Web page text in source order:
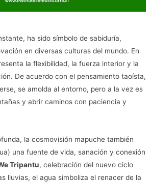
ha sido símbolo de sabiduría,
en diversas culturas del mundo. En
la flexibilidad, la fuerza interior y la
De acuerdo con el pensamiento taoísta,
se amolda al entorno, pero a la vez es
y abrir caminos con paciencia y
la cosmovisión mapuche también
una fuente de vida, sanación y conexión
Tripantu, celebración del nuevo ciclo
lluvias, el agua simboliza el renacer de la